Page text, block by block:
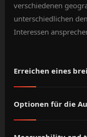
verschiedenen
unterschiedlichen
Interessen
Erreichen eines
Optionen für die